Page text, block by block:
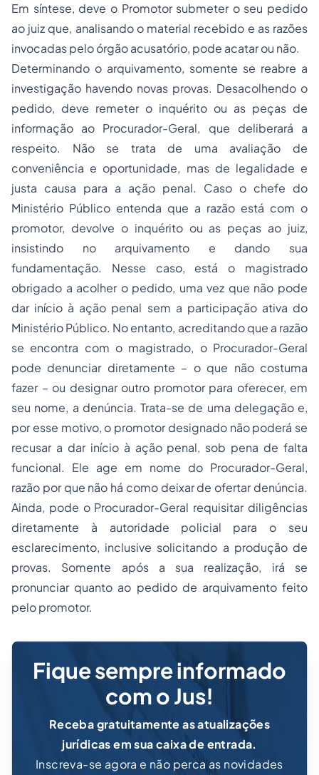
Em síntese, deve o Promotor submeter o seu pedido
ao juiz que, analisando o material recebido e as razões
invocadas pelo órgão acusatório, pode acatar ou não.
Determinando o arquivamento, somente se reabre a
investigação havendo novas provas. Desacolhendo o
pedido, deve remeter o inquérito ou as peças de
informação ao Procurador-Geral, que deliberará a
respeito. Não se trata de uma avaliação de
conveniência e oportunidade, mas de legalidade e
justa causa para a ação penal. Caso o chefe do
Ministério Público entenda que a razão está com o
promotor, devolve o inquérito ou as peças ao juiz,
insistindo no arquivamento e dando sua
fundamentação. Nesse caso, está o magistrado
obrigado a acolher o pedido, uma vez que não pode
dar início à ação penal sem a participação ativa do
Ministério Público. No entanto, acreditando que a razão
se encontra com o magistrado, o Procurador-Geral
pode denunciar diretamente – o que não costuma
fazer – ou designar outro promotor para oferecer, em
seu nome, a denúncia. Trata-se de uma delegação e,
por esse motivo, o promotor designado não poderá se
recusar a dar início à ação penal, sob pena de falta
funcional. Ele age em nome do Procurador-Geral,
razão por que não há como deixar de ofertar denúncia.
Ainda, pode o Procurador-Geral requisitar diligências
diretamente à autoridade policial para o seu
esclarecimento, inclusive solicitando a produção de
provas. Somente após a sua realização, irá se
pronunciar quanto ao pedido de arquivamento feito
pelo promotor.
Fique sempre informado
com o Jus!
Receba gratuitamente as atualizações
jurídicas em sua caixa de entrada.
Inscreva-se agora e não perca as novidades